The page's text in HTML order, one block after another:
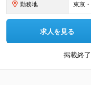
勤務地
求人を見る
掲載終